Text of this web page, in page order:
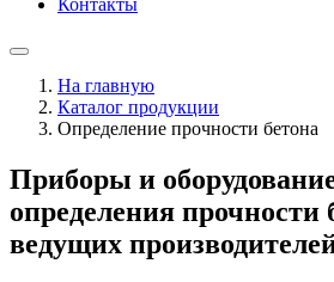
Контакты
На главную
Каталог продукции
Определение прочности бетона
Приборы и
определения прочности
ведущих